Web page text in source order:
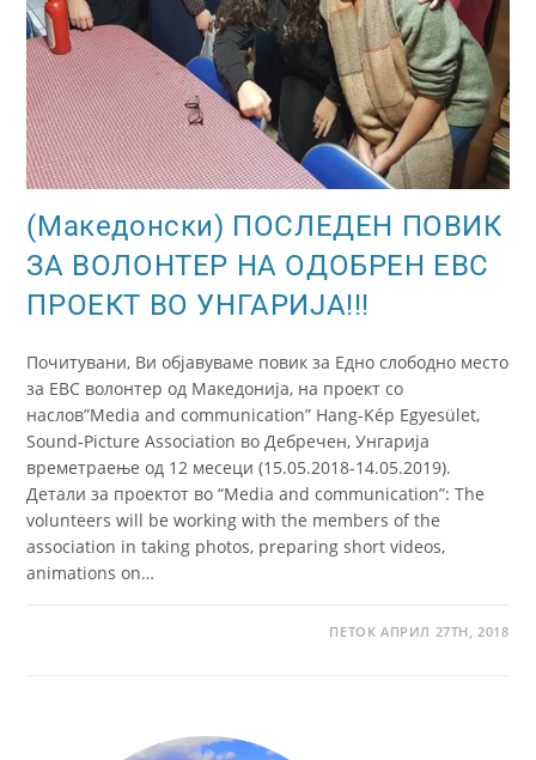
(Македонски) ПОСЛЕДЕН ПОВИК
ЗА ВОЛОНТЕР НА ОДОБРЕН ЕВС
ПРОЕКТ ВО УНГАРИЈА!!!
Почитувани, Ви објавуваме повик за Едно слободно место
за ЕВС волонтер од Македонија, на проект со
наслов”Media and communication” Hang-Kép Egyesület,
Sound-Picture Association во Дебречен, Унгарија
времетраење од 12 месеци (15.05.2018-14.05.2019).
Детали за проектот во “Media and communication”: The
volunteers will be working with the members of the
association in taking photos, preparing short videos,
animations on…
ПЕТОК АПРИЛ 27TH, 2018